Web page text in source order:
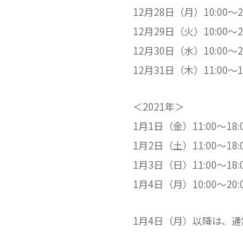
12月28日（月）10:00～
12月29日（火）10:00～
12月30日（水）10:00～
12月31日（木）11:00～
＜2021年＞
1月1日（金）11:00～
1月2日（土）11:00～
1月3日（日）11:00～
1月4日（月）10:00～
1月4日（月）以降は、通